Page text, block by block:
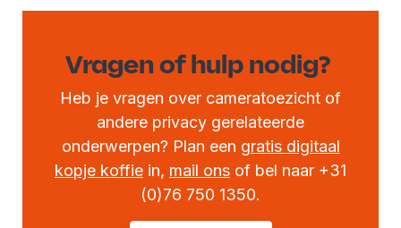
Vragen of hulp nodig?
Heb je vragen over cameratoezicht of
andere privacy gerelateerde
onderwerpen? Plan een gratis digitaal
kopje koffie in, mail ons of bel naar +31
(0)76 750 1350.